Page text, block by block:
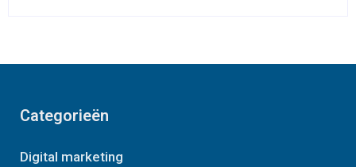
Categorieën
Digital marketing